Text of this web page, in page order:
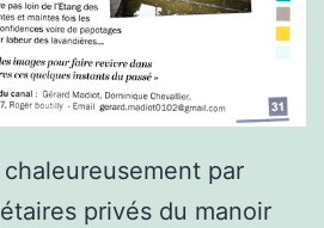
par
privés du manoir